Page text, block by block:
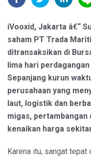
iVooxid, Jakarta â€“
saham PT Trada
ditransaksikan di
lima hari
Sepanjang kurun
perusahaan yang
laut, logistik dan
migas,
kenaikan harga
Karena itu, sangat